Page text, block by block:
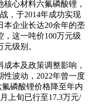
心材料六氟磷酸锂，
，于2014年成功实现
本企业长达20余年的垄
，这一吨价100万元级
级别。
本及政策调整影响，
波动，2022年曾一度
氟磷酸锂价格降至年内
上旬已行至17.3万元/